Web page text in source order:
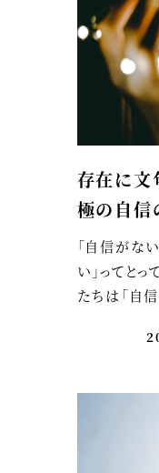
存在に文
極の自信
「自信がな
い」ってと
たちは「自